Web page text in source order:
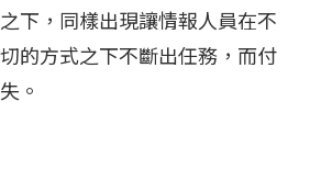
下，同樣出現讓情報人員在不
的方式之下不斷出任務，而付
。